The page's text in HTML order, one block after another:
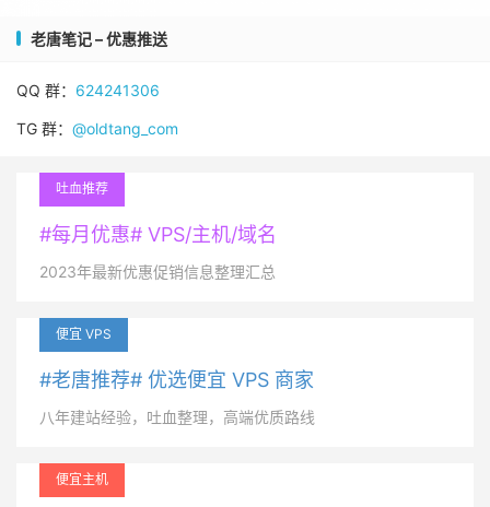
老唐笔记 – 优惠推送
QQ 群： 624241306
TG 群： @oldtang_com
吐血推荐
#每月优惠# VPS/主机/域名
2023年最新优惠促销信息整理汇总
便宜 VPS
#老唐推荐# 优选便宜 VPS 商家
八年建站经验，吐血整理，高端优质路线
便宜主机